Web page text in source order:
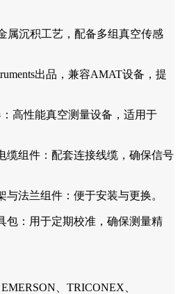
属沉积工艺，配备多组真空传感
出品，兼容AMAT设备，提
：高性能真空测量设备，适用于
缆组件：配套连接线缆，确保信号
与法兰组件：便于安装与更换。
包：用于定期校准，确保测量精
、TRICONEX、